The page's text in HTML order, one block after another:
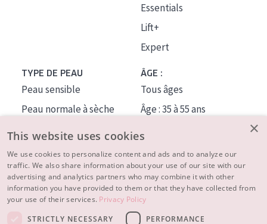
Essentials
Lift+
Expert
TYPE DE PEAU
Peau sensible
Peau normale à sèche
Peau mixte ou grasse
Peau mature
Peau ménopausée
ÂGE :
Tous âges
Âge : 35 à 55 ans
À PROPOS
CONSEILS BEAUTÉ
×
This website uses cookies
We use cookies to personalize content and ads and to analyze our
traffic. We also share information about your use of our site with our
advertising and analytics partners who may combine it with other
information you have provided to them or that they have collected from
your use of their services. Privacy Policy
STRICTLY NECESSARY
PERFORMANCE